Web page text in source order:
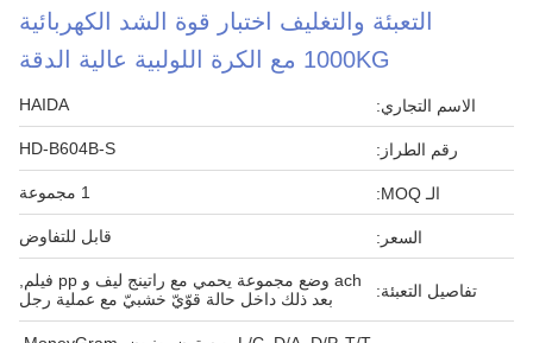
التعبئة والتغليف اختبار قوة الشد الكهربائية
1000KG مع الكرة اللولبية عالية الدقة
الاسم التجاري: HAIDA
رقم الطراز: HD-B604B-S
الـ MOQ: 1 مجموعة
السعر: قابل للتفاوض
تفاصيل التعبئة:
ach وضع مجموعة يحمي مع راتينج ليف و pp فيلم,
بعد ذلك داخل حالة قوّيّ خشبيّ مع عملية رجل